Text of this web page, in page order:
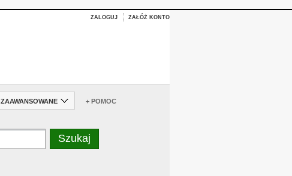
ZALOGUJ ZAŁÓŻ KONTO
ZAAWANSOWANE + POMOC